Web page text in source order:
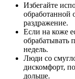
Избегайте
обработанной
раздражение.
Если на коже
обрабатывать
недель.
Люди со
дискомфорт,
дольше.